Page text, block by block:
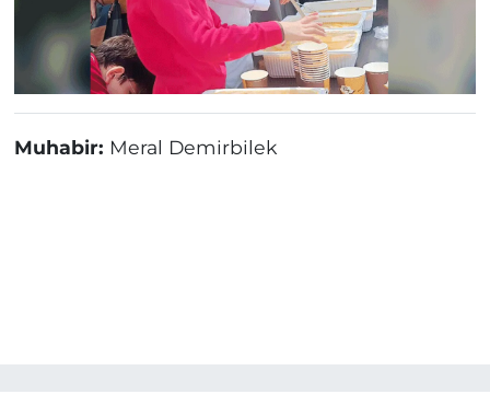
Muhabir: Meral Demirbilek